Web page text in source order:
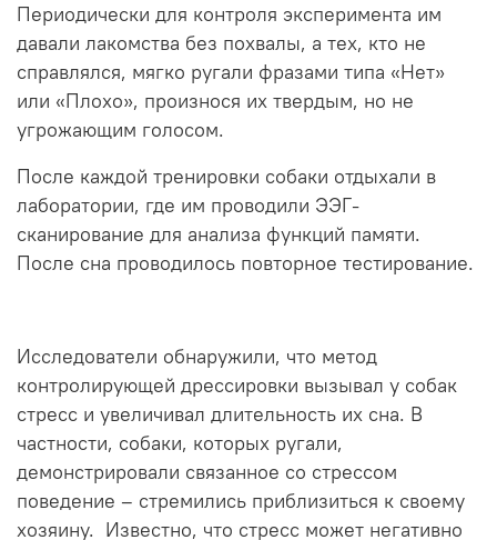
Периодически для контроля эксперимента им
давали лакомства без похвалы, а тех, кто не
справлялся, мягко ругали фразами типа «Нет»
или «Плохо», произнося их твердым, но не
угрожающим голосом.
После каждой тренировки собаки отдыхали в
лаборатории, где им проводили ЭЭГ-
сканирование для анализа функций памяти.
После сна проводилось повторное тестирование.
Исследователи обнаружили, что метод
контролирующей дрессировки вызывал у собак
стресс и увеличивал длительность их сна. В
частности, собаки, которых ругали,
демонстрировали связанное со стрессом
поведение – стремились приблизиться к своему
хозяину. Известно, что стресс может негативно